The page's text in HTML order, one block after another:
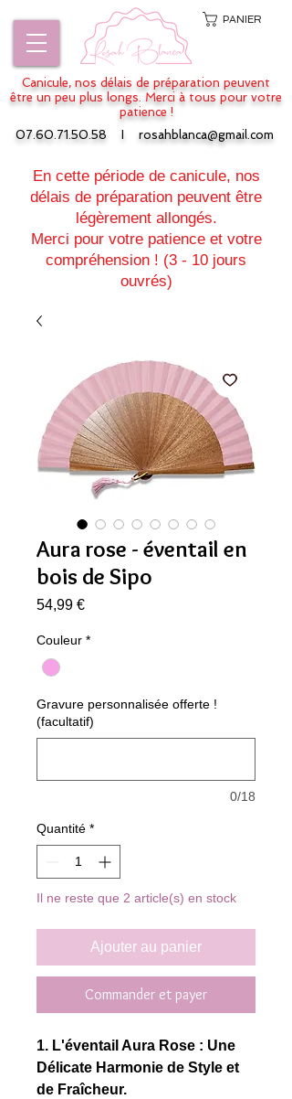
PANIER
Canicule, nos délais de préparation peuvent
être un peu plus longs. Merci à tous pour votre
patience !
07.60.71.50.58
rosahblanca@gmail.com
En cette période de canicule, nos
délais de préparation peuvent être
légèrement allongés.
Merci pour votre patience et votre
compréhension ! (3 - 10 jours
ouvrés)
Aura rose - éventail en
bois de Sipo
54,99 €Prix
Couleur *
Gravure personnalisée offerte !
(facultatif)
0/18
Quantité *
Il ne reste que 2 article(s) en stock
Ajouter au panier
Commander et payer
1. L'éventail Aura Rose : Une
Délicate Harmonie de Style et
de Fraîcheur.